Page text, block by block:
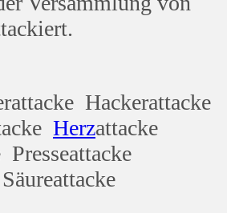
Hackerattacke
Herzattacke
Presseattacke